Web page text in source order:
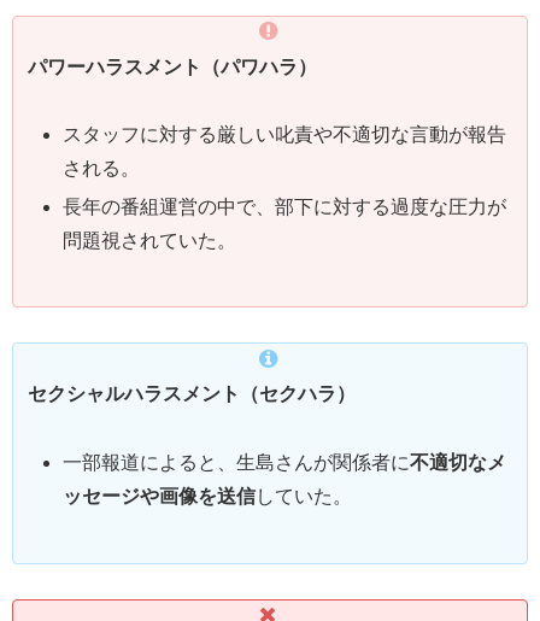
パワーハラスメント（パワハラ）
スタッフに対する厳しい叱責や不適切な言動が報告
される。
長年の番組運営の中で、部下に対する過度な圧力が
問題視されていた。
セクシャルハラスメント（セクハラ）
一部報道によると、生島さんが関係者に不適切なメ
ッセージや画像を送信していた。